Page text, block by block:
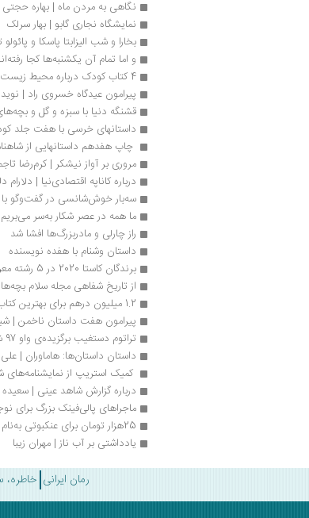
نگاهی به مردن ماه | بهاره حجتی
نمایشگاه نجاری گابو | بهار سرلک
بخارا و شب الیزابتا پاسکا و
و اما تمام آن یکشنبه‌ها کجا
4 کتاب کودک درباره محیط زیست | محبوبه عظیم زاده
پیرامون عیدگاه خسروی راد | نوید
قشنگه دنیا با سبزه و گل و
داستانهای خرسی با هفت جلد
چاپ هفدهم داستانهایی از
مروری بر آواز نیشکر | کرم‌رضا
درباره کاناپه اقتصادی‌نیا | دلارام
سه‌بار خوش‌شانسی در گفت‌وگو با
ما همه در عصر شکار به‌سر
راز چارلی و مادربزرگ‌ها افشا شد
داستان وشنام با هفده نویسنده
برندگان کاستا 2020 در 5 رشته معرفی شدند
از تاریخ شفاهی مجله سلام
1.2 میلیون درهم برای بهترین کتاب کودک عربی
پیرامون هفت داستان ناخمن |
تراتوم دستغیب برگزیده‌ی واو 97 شد
داستان داستان‌ها: هاماوران |
کمیک استریپ از نمایشنامه‌های
درباره گزارش شاهد عینی | سعیده
ماجراهای پالی‌فینک بزرگ برای
25هزار تومان برای عنکبوتی به‌نام آنانسی
یادداشتی بر آب ناز | مهران زیبا
رمان ایرانی خاطره،